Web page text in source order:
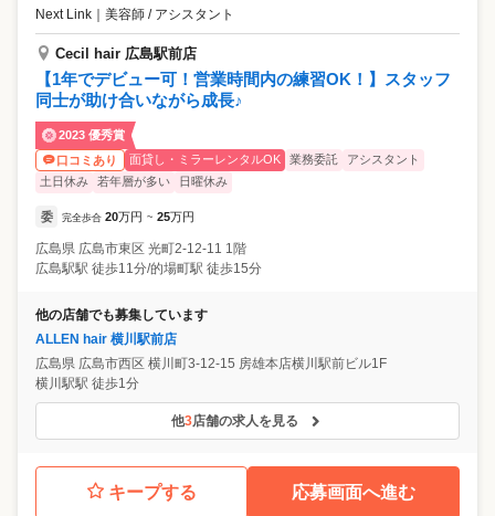
Next Link ｜ 美容師 / アシスタント
Cecil hair 広島駅前店
【1年でデビュー可！営業時間内の練習OK！】スタッフ
同士が助け合いながら成長♪
2023 優秀賞
口コミあり
面貸し・ミラーレンタルOK 業務委託
アシスタント
土日休み
若年層が多い 日曜休み
委 完全歩合 20万円 ~ 25万円
広島県 広島市東区 光町2-12-11 1階
広島駅駅 徒歩11分/的場町駅 徒歩15分
他の店舗でも募集しています
ALLEN hair 横川駅前店
広島県 広島市西区 横川町3-12-15 房雄本店横川駅前ビル1F
横川駅駅 徒歩1分
他3店舗の求人を見る
キープする 応募画面へ進む